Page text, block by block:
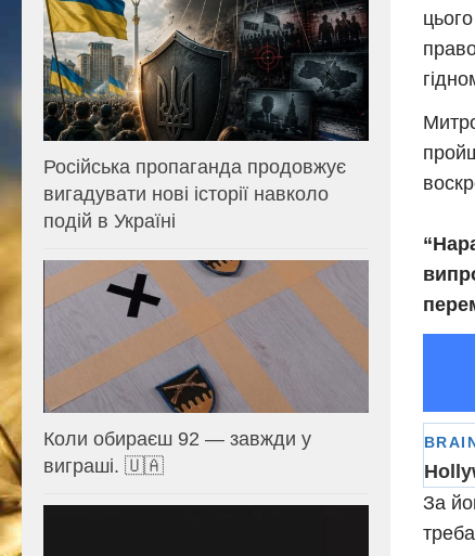
За
Російська пропаганда продовжує
вигадувати нові історії навколо
подій в Україні
Коли обираєш 92 — завжди у
виграші. 🇺🇦